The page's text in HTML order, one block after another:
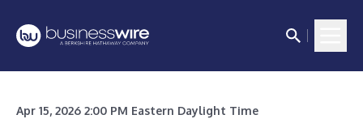
Apr 15, 2026 2:00 PM Eastern Daylight Time